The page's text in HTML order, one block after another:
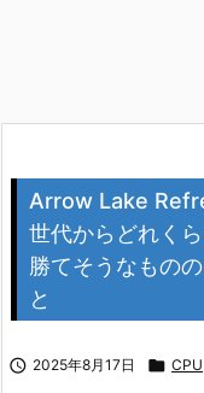
Arrow Lake
世代からどれく
勝てそうなもの
と
 2025年8月17日  CPU